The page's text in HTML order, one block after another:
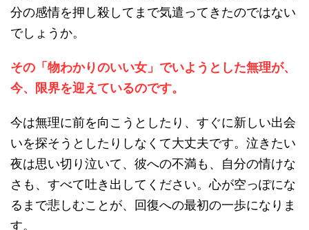
分の感情を押し殺してまで気遣ってきたのではない
でしょうか。
その「物わかりのいい女」でいようとした無理が、
今、限界を迎えているのです。
今は無理に前を向こうとしたり、すぐに新しい出会
いを探そうとしたりしなくて大丈夫です。泣きたい
夜は思い切り泣いて、彼への不満も、自分の情けな
さも、すべて吐き出してください。心が空っぽにな
るまで悲しむことが、回復への最初の一歩になりま
す。